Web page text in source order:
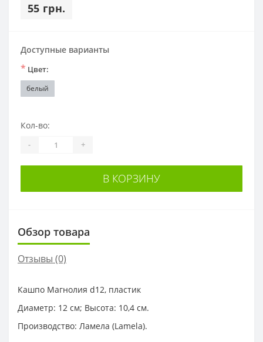
55 грн.
Доступные варианты
* Цвет:
белый
Кол-во:
- +
В КОРЗИНУ
Обзор товара
Отзывы (0)
Кашпо Магнолия d12, пластик
Диаметр: 12 см; Высота: 10,4 см.
Производство: Ламела (Lamela).